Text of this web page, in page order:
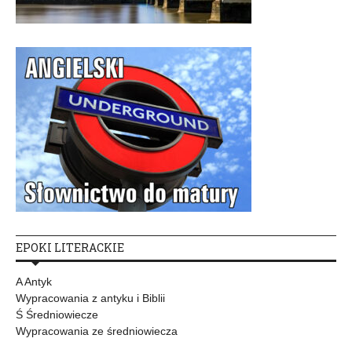
EPOKI LITERACKIE
A Antyk
Wypracowania z antyku i Biblii
Ś Średniowiecze
Wypracowania ze średniowiecza